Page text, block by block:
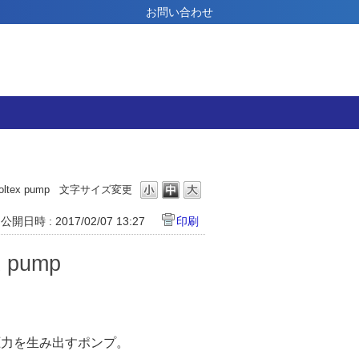
お問い合わせ
文字サイズ変更
pump
公開日時 : 2017/02/07 13:27 印刷
を生み出すポンプ。